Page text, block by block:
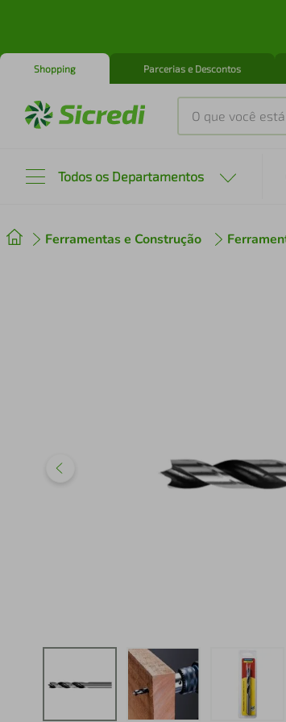
Shopping Parcerias e Descontos
O que você está
Todos os Departamentos
Ferramentas e Construção
2º cafeteira